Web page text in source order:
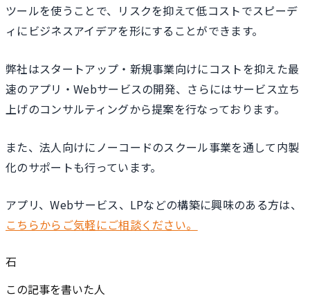
ツールを使うことで、リスクを抑えて低コストでスピーデ
ィにビジネスアイデアを形にすることができます。
弊社はスタートアップ・新規事業向けにコストを抑えた最
速のアプリ・Webサービスの開発、さらにはサービス立ち
上げのコンサルティングから提案を行なっております。
また、法人向けにノーコードのスクール事業を通して内製
化のサポートも行っています。
アプリ、Webサービス、LPなどの構築に興味のある方は、
こちらからご気軽にご相談ください。
石
この記事を書いた人